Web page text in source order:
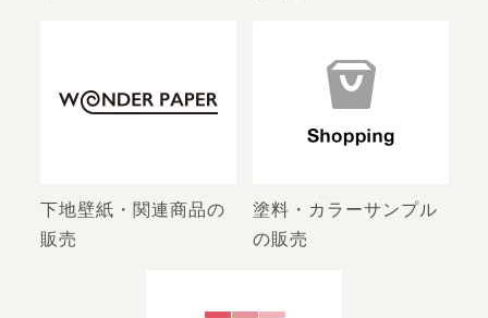
下地壁紙・関連商品の
販売
塗料・カラーサンプル
の販売